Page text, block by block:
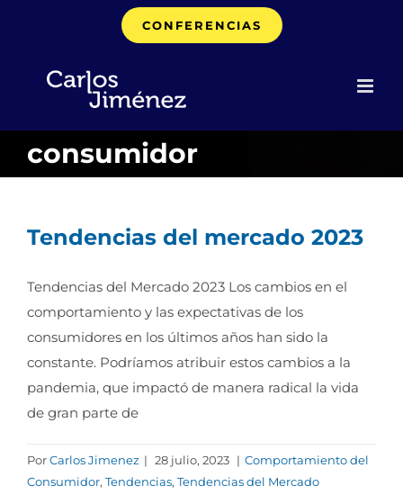
CONFERENCIAS
consumidor
Tendencias del mercado 2023
Tendencias del Mercado 2023 Los cambios en el
comportamiento y las expectativas de los
consumidores en los últimos años han sido la
constante. Podríamos atribuir estos cambios a la
pandemia, que impactó de manera radical la vida
de gran parte de
PorCarlos Jimenez | 28 julio, 2023 | Comportamiento del
Consumidor, Tendencias, Tendencias del Mercado